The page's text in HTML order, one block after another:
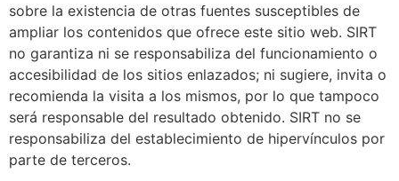
sobre la existencia de otras fuentes susceptibles de
ampliar los contenidos que ofrece este sitio web. SIRT
no garantiza ni se responsabiliza del funcionamiento o
accesibilidad de los sitios enlazados; ni sugiere, invita o
recomienda la visita a los mismos, por lo que tampoco
será responsable del resultado obtenido. SIRT no se
responsabiliza del establecimiento de hipervínculos por
parte de terceros.